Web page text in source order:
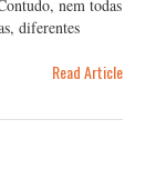
nem todas
diferentes
Read Article